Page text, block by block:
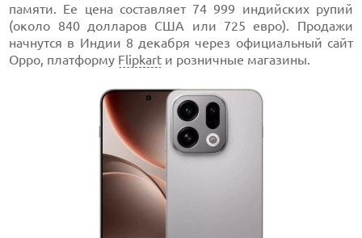
памяти. Ее цена составляет 74 999 индийских рупий
(около 840 долларов США или 725 евро). Продажи
начнутся в Индии 8 декабря через официальный сайт
Oppo, платформу Flipkart и розничные магазины.